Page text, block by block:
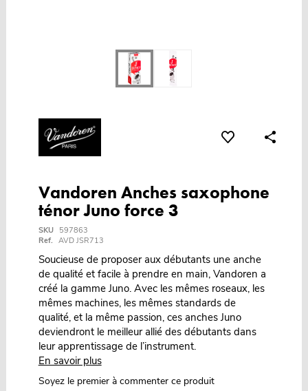
Vandoren Anches saxophone
ténor Juno force 3
SKU
597863
Ref. AVD JSR713
Soucieuse de proposer aux débutants une anche
de qualité et facile à prendre en main, Vandoren a
créé la gamme Juno. Avec les mêmes roseaux, les
mêmes machines, les mêmes standards de
qualité, et la même passion, ces anches Juno
deviendront le meilleur allié des débutants dans
leur apprentissage de l’instrument.
En savoir plus
Soyez le premier à commenter ce produit